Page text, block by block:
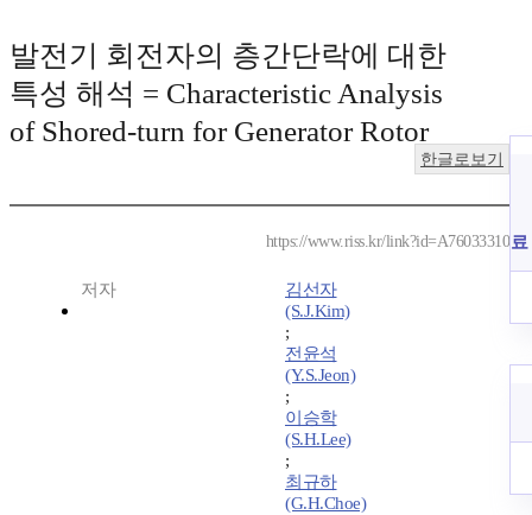
발전기 회전자의 층간단락에 대한
특성 해석 = Characteristic Analysis
of Shored-turn for Generator Rotor
한글로보기
https://www.riss.kr/link?id=A76033310
저자
김선자
(S.J.Kim)
;
전윤석
(Y.S.Jeon)
;
이승학
(S.H.Lee)
;
최규하
(G.H.Choe)
료